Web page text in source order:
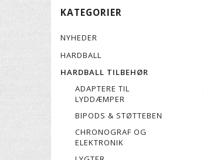
KATEGORIER
NYHEDER
HARDBALL
HARDBALL TILBEHØR
ADAPTERE TIL
LYDDÆMPER
BIPODS & STØTTEBEN
CHRONOGRAF OG
ELEKTRONIK